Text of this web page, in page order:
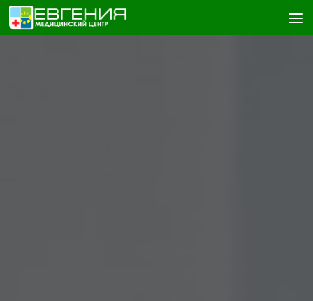
Skip to content